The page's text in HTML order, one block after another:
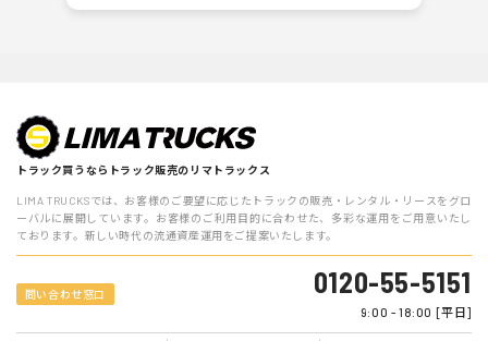
トラック買うならトラック販売のリマトラックス
LIMA TRUCKSでは、お客様のご要望に応じたトラックの販売・レンタル・リースをグロ
ーバルに展開しています。お客様のご利用目的に合わせた、多彩な運用をご用意いたし
ております。新しい時代の流通資産運用をご提案いたします。
問い合わせ窓口 0120-55-5151
9:00 - 18:00 [平日]